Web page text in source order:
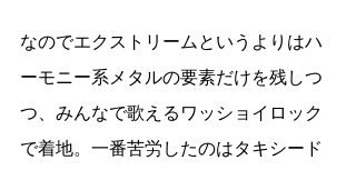
なのでエクストリームというよりはハ
ーモニー系メタルの要素だけを残しつ
つ、みんなで歌えるワッショイロック
で着地。一番苦労したのはタキシード